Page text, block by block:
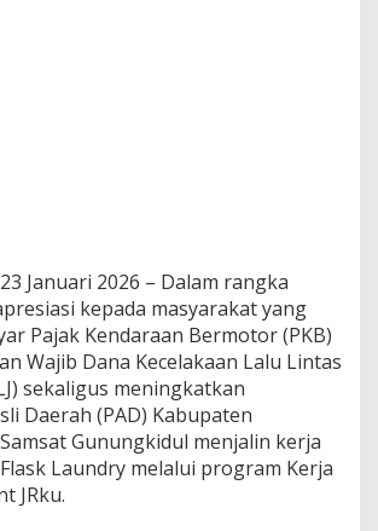
Januari 2026 – Dalam rangka
kepada masyarakat yang
Pajak Kendaraan Bermotor (PKB)
Wajib Dana Kecelakaan Lalu Lintas
sekaligus meningkatkan
Daerah (PAD) Kabupaten
Gunungkidul menjalin kerja
Laundry melalui program Kerja
JRku.